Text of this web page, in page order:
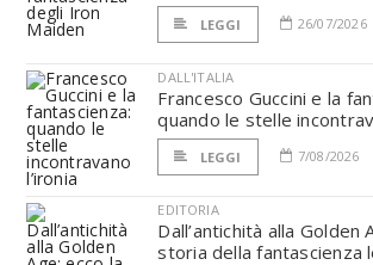
LEGGI 26/07/2026
DALL'ITALIA
Francesco Guccini e la
quando le stelle
LEGGI 7/08/2026
EDITORIA
Dall’antichità alla Golden
storia della fantascienza